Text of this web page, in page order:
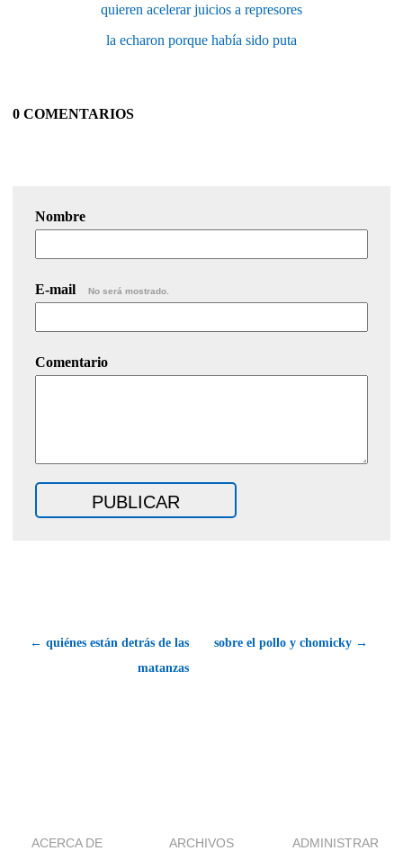
quieren acelerar juicios a represores
la echaron porque había sido puta
0 COMENTARIOS
Nombre
E-mail No será mostrado.
Comentario
← quiénes están detrás de las
matanzas
sobre el pollo y chomicky →
ACERCA DE ARCHIVOS ADMINISTRAR